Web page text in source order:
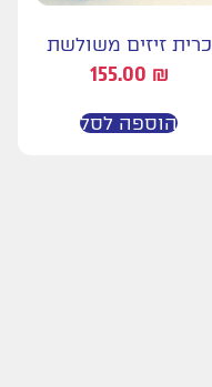
כרית זיזים משולשת
155.00 ₪
הוספה לסל